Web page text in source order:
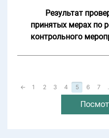
Результат
принятых мерах по
контрольного
← 1 2 3 4 5 6 7